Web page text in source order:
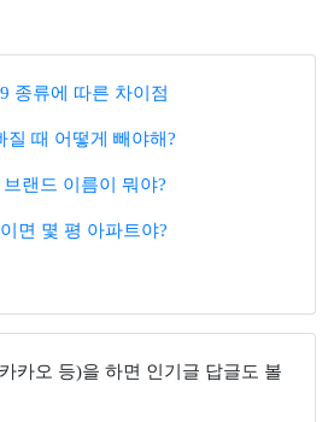
종류에 따른 차이점
질 때 어떻게 빼야해?
랜드 이름이 뭐야?
면 몇 평 아파트야?
카오 등)을 하면 인기글 답글도 볼